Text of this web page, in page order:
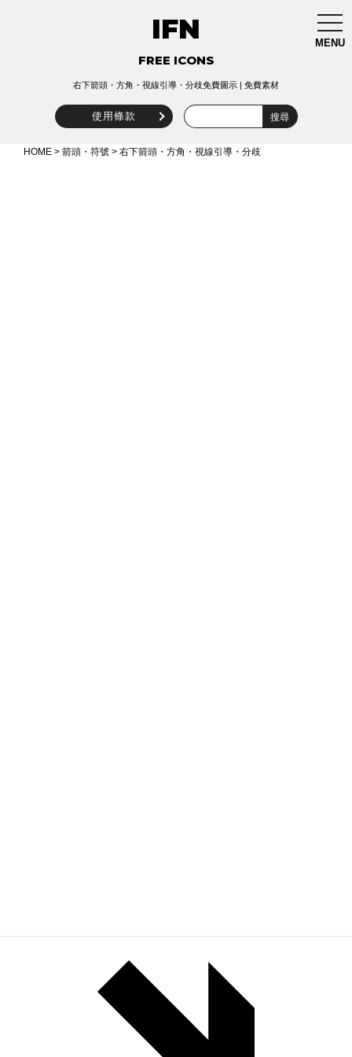
MENU
IFN
FREE ICONS
右下箭頭・方角・視線引導・分歧免費圖示 | 免費素材
使用條款
HOME > 箭頭・符號 > 右下箭頭・方角・視線引導・分歧